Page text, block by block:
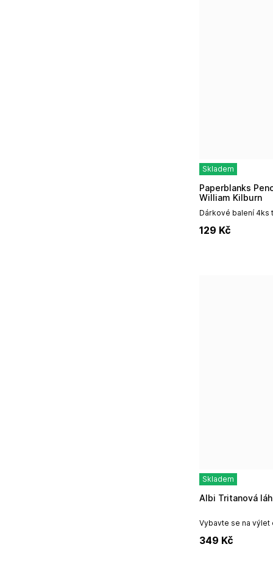
Skladem
Dárkové balení 4ks
přitažlivost
Paperblanks Pencils HB balení 4ks - Floralia,
William Kilburn
129 Kč
Skladem
Vybavte se na
si oblíbí dítě i...
Albi Tritanová
349 Kč